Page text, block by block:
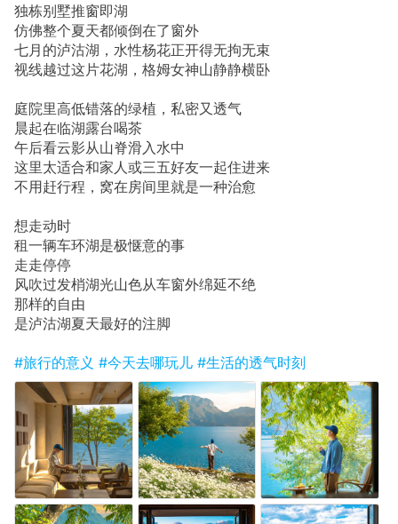
独栋别墅推窗即湖
仿佛整个夏天都倾倒在了窗外
七月的泸沽湖，水性杨花正开得无拘无束
视线越过这片花湖，格姆女神山静静横卧
庭院里高低错落的绿植，私密又透气
晨起在临湖露台喝茶
午后看云影从山脊滑入水中
这里太适合和家人或三五好友一起住进来
不用赶行程，窝在房间里就是一种治愈
想走动时
租一辆车环湖是极惬意的事
走走停停
风吹过发梢湖光山色从车窗外绵延不绝
那样的自由
是泸沽湖夏天最好的注脚
#旅行的意义 #今天去哪玩儿 #生活的透气时刻